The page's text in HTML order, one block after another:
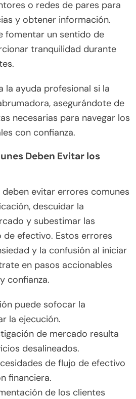
o redes de pares para
y obtener información.
fomentar un sentido de
tranquilidad durante
la ayuda profesional si la
asegurándote de
necesarias para navegar los
con confianza.
Deben Evitar los
evitar errores comunes
descuidar la
y subestimar las
de efectivo. Estos errores
y la confusión al iniciar
en pasos accionables
confianza.
puede sofocar la
la ejecución.
de mercado resulta
desalineados.
de flujo de efectivo
financiera.
de los clientes